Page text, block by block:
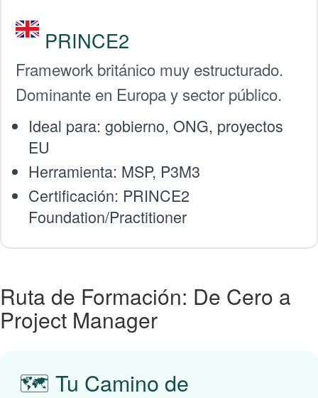
PRINCE2
Framework británico muy estructurado.
Dominante en Europa y sector público.
Ideal para: gobierno, ONG, proyectos
EU
Herramienta: MSP, P3M3
Certificación: PRINCE2
Foundation/Practitioner
Ruta de Formación: De Cero a
Project Manager
🗺️ Tu Camino de